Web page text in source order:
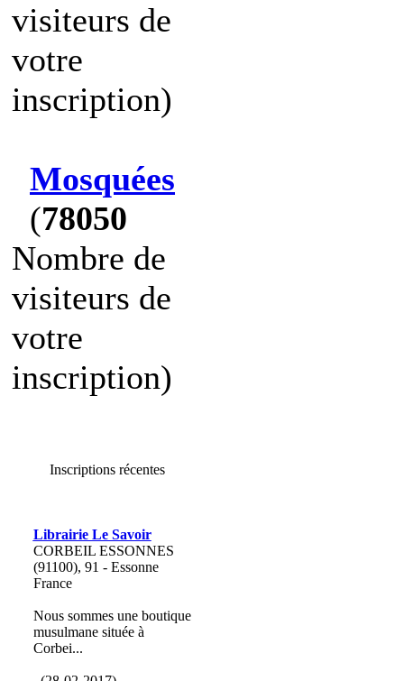
visiteurs de
votre
inscription)
Mosquées
(78050
Nombre de
visiteurs de
votre
inscription)
Inscriptions récentes
Librairie Le Savoir
CORBEIL ESSONNES
(91100), 91 - Essonne
France
Nous sommes une boutique
musulmane située à
Corbei...